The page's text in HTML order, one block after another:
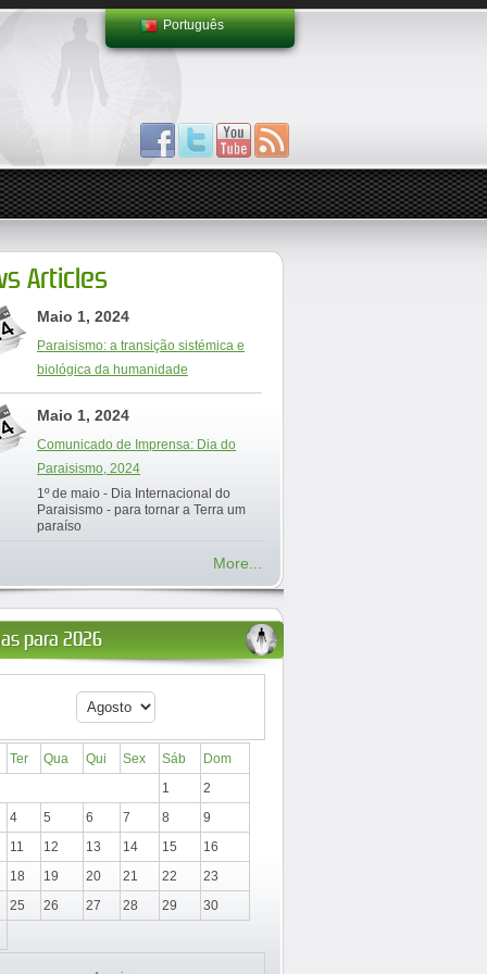
Português
Articles
Maio 1, 2024
Paraisismo: a transição sistémica e
biológica da humanidade
Maio 1, 2024
Comunicado de Imprensa: Dia do
Paraisismo, 2024
1º de maio - Dia Internacional do
Paraisismo - para tornar a Terra um
paraíso
More...
para 2026
Ter Qua Qui Sex Sáb
Dom
1
2
4 5 6 7 8
9
11 12 13 14 15
16
18 19 20 21 22
23
25 26 27 28 29
30